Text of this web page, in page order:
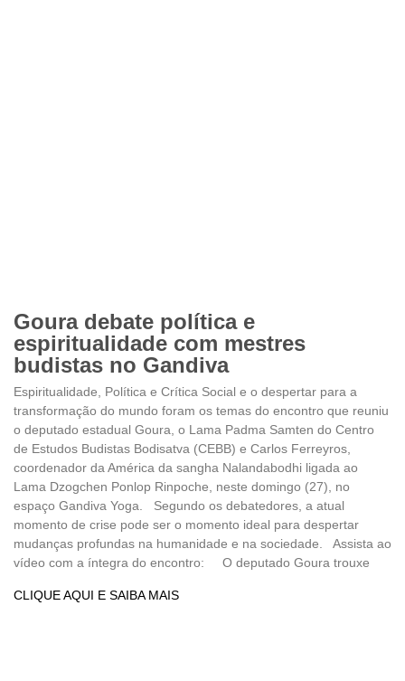
Goura debate política e
espiritualidade com mestres
budistas no Gandiva
Espiritualidade, Política e Crítica Social e o despertar para a
transformação do mundo foram os temas do encontro que reuniu
o deputado estadual Goura, o Lama Padma Samten do Centro
de Estudos Budistas Bodisatva (CEBB) e Carlos Ferreyros,
coordenador da América da sangha Nalandabodhi ligada ao
Lama Dzogchen Ponlop Rinpoche, neste domingo (27), no
espaço Gandiva Yoga. Segundo os debatedores, a atual
momento de crise pode ser o momento ideal para despertar
mudanças profundas na humanidade e na sociedade. Assista ao
vídeo com a íntegra do encontro: O deputado Goura trouxe
CLIQUE AQUI E SAIBA MAIS